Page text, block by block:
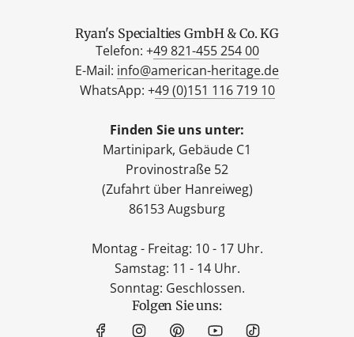
Ryan's Specialties GmbH & Co. KG
Telefon: +49 821-455 254 00
E-Mail: info@american-heritage.de
WhatsApp: +49 (0)151 116 719 10
Finden Sie uns unter:
Martinipark, Gebäude C1
Provinostraße 52
(Zufahrt über Hanreiweg)
86153 Augsburg
Montag - Freitag: 10 - 17 Uhr.
Samstag: 11 - 14 Uhr.
Sonntag: Geschlossen.
Folgen Sie uns: